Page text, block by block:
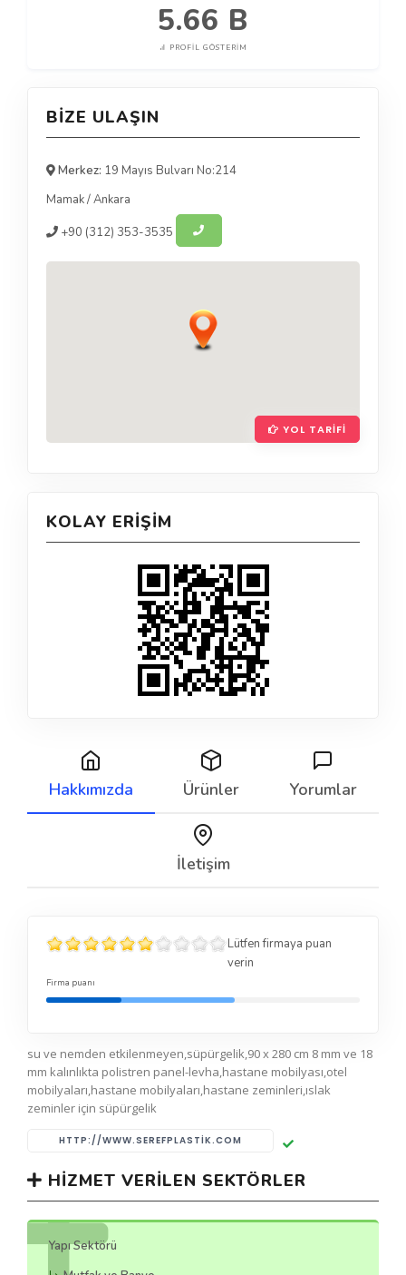
5.66 B
PROFIL GÖSTERIM
BIZE ULAŞIN
Merkez: 19 Mayıs Bulvarı No:214
Mamak/Ankara
+90 (312) 353-3535
YOL TARIFI
KOLAY ERIŞIM
Hakkımızda Ürünler Yorumlar
İletişim
Lütfen firmaya puan
verin
Firma puanı
su ve nemden etkilenmeyen,süpürgelik,90 x 280 cm 8 mm ve 18
mm kalınlıkta polistren panel-levha,hastane mobilyası,otel
mobilyaları,hastane mobilyaları,hastane zeminleri,ıslak
zeminler için süpürgelik
HTTP://WWW.SEREFPLASTIK.COM
HIZMET VERILEN SEKTÖRLER
Yapı Sektörü